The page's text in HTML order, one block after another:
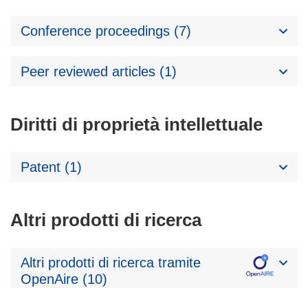
Conference proceedings (7)
Peer reviewed articles (1)
Diritti di proprietà intellettuale
Patent (1)
Altri prodotti di ricerca
Altri prodotti di ricerca tramite
OpenAire (10)